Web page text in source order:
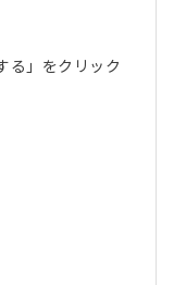
る」をクリック